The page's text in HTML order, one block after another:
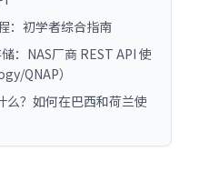
：初学者综合指南
：NAS厂商 REST API 使
QNAP）
么？如何在巴西和荷兰使